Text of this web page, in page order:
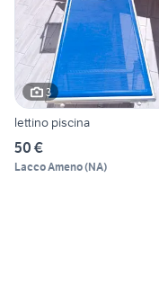
3
lettino piscina
50 €
Lacco Ameno(NA)